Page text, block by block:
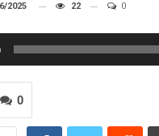
2025 22 0
0